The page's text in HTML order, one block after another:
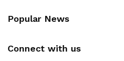
Popular News
Connect with us